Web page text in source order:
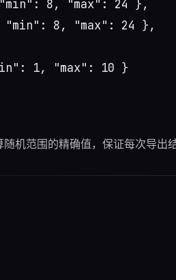
8, "max": 24 },
8, "max": 24 },
1, "max": 10 }
机范围的精确值，保证每次导出